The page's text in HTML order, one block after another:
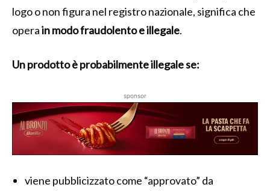
logo o non figura nel registro nazionale, significa che
operain modo fraudolento e illegale.
Un prodotto è probabilmente illegale se:
sponsor
viene pubblicizzato come “approvato” da